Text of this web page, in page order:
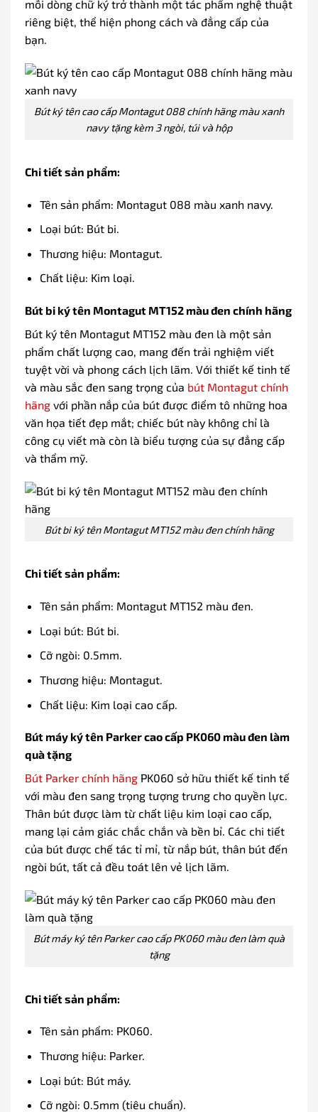
mỗi dòng chữ ký trở thành một tác phẩm nghệ thuật
riêng biệt, thể hiện phong cách và đẳng cấp của
bạn.
Bút ký tên cao cấp Montagut 088 chính hãng màu xanh
navy tặng kèm 3 ngòi, túi và hộp
Chi tiết sản phẩm:
Tên sản phẩm: Montagut 088 màu xanh navy.
Loại bút: Bút bi.
Thương hiệu: Montagut.
Chất liệu: Kim loại.
Bút bi ký tên Montagut MT152 màu đen chính hãng
Bút ký tên Montagut MT152 màu đen là một sản
phẩm chất lượng cao, mang đến trải nghiệm viết
tuyệt vời và phong cách lịch lãm. Với thiết kế tinh tế
và màu sắc đen sang trọng của bút Montagut chính
hãng với phần nắp của bút được điểm tô những hoa
văn họa tiết đẹp mắt; chiếc bút này không chỉ là
công cụ viết mà còn là biểu tượng của sự đẳng cấp
và thẩm mỹ.
Bút bi ký tên Montagut MT152 màu đen chính hãng
Chi tiết sản phẩm:
Tên sản phẩm: Montagut MT152 màu đen.
Loại bút: Bút bi.
Cỡ ngòi: 0.5mm.
Thương hiệu: Montagut.
Chất liệu: Kim loại cao cấp.
Bút máy ký tên Parker cao cấp PK060 màu đen làm
quà tặng
Bút Parker chính hãng PK060 sở hữu thiết kế tinh tế
với màu đen sang trọng tượng trưng cho quyền lực.
Thân bút được làm từ chất liệu kim loại cao cấp,
mang lại cảm giác chắc chắn và bền bỉ. Các chi tiết
của bút được chế tác tỉ mỉ, từ nắp bút, thân bút đến
ngòi bút, tất cả đều toát lên vẻ lịch lãm.
Bút máy ký tên Parker cao cấp PK060 màu đen làm quà
tặng
Chi tiết sản phẩm:
Tên sản phẩm: PK060.
Thương hiệu: Parker.
Loại bút: Bút máy.
Cỡ ngòi: 0.5mm (tiêu chuẩn).